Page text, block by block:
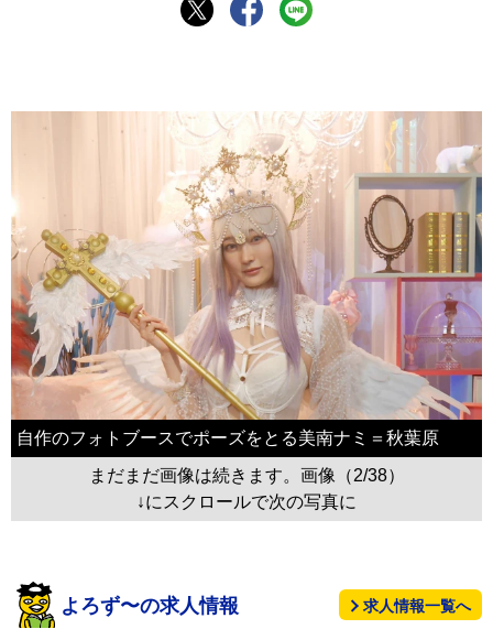
自作のフォトブースでポーズをとる美南ナミ＝秋葉原
まだまだ画像は続きます。画像（2/38）
↓にスクロールで次の写真に
よろず〜の求人情報 求人情報一覧へ